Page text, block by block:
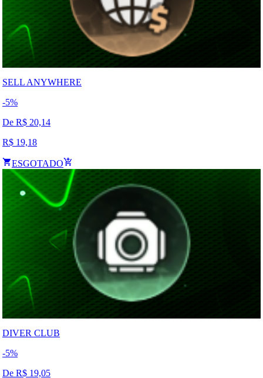
SELL ANYWHERE
-5%
De R$ 20,14
R$ 19,18
ESGOTADO
DIVER CLUB
-5%
De R$ 19,05